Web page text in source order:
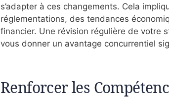
s’adapter à ces changements. Cela
réglementations, des tendances
financier. Une révision régulière de votre
vous donner un avantage concurrentiel
Renforcer les